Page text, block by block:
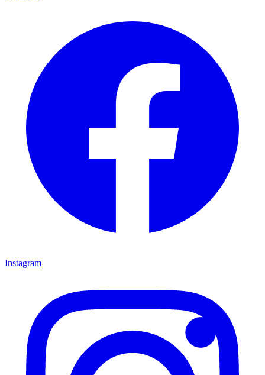
Instagram